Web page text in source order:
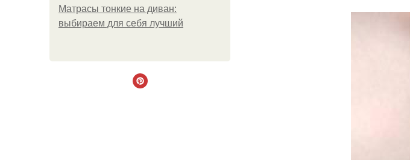
Матрасы тонкие на диван:
выбираем для себя лучший